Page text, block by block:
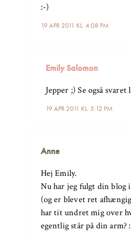
19 APR 2011 KL. 4:08 PM
:-)
Emily Salomon
19 APR 2011 KL. 5:12 PM
Jepper ;) Se også
Anne
Hej Emily.
Nu har jeg fulgt din blog
(og er blevet ret
har tit undret mig over
egentlig står på din arm?